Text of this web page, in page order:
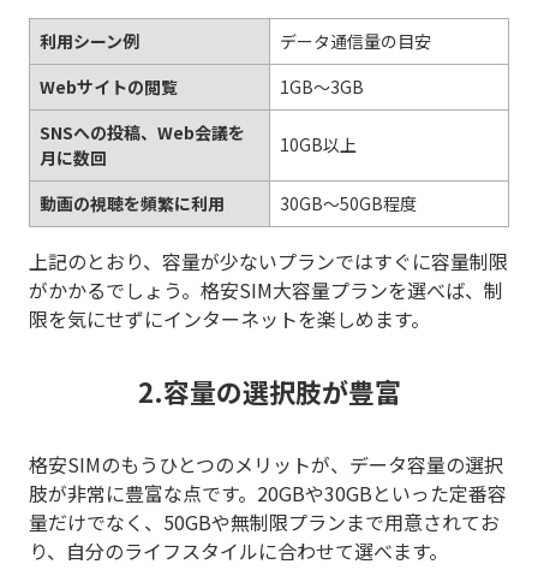
利用シーン例
データ通信量の目安
Webサイトの閲覧
1GB～3GB
SNSへの投稿、Web会議を
月に数回
10GB以上
動画の視聴を頻繁に利用 30GB～50GB程度
上記のとおり、容量が少ないプランではすぐに容量制限
がかかるでしょう。格安SIM大容量プランを選べば、制
限を気にせずにインターネットを楽しめます。
2.容量の選択肢が豊富
格安SIMのもうひとつのメリットが、データ容量の選択
肢が非常に豊富な点です。20GBや30GBといった定番容
量だけでなく、50GBや無制限プランまで用意されてお
り、自分のライフスタイルに合わせて選べます。